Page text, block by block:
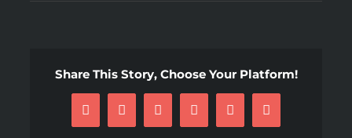
Share This Story, Choose Your Platform!
Facebook
X RedditLinkedInPinterest
E-
Mail